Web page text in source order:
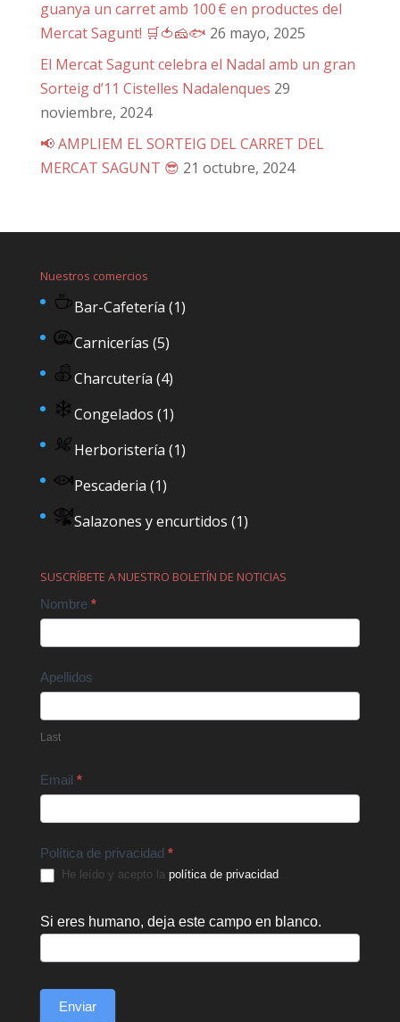
guanya un carret amb 100 € en productes del
Mercat Sagunt! 🛒🍅🧀🐟 26 mayo, 2025
El Mercat Sagunt celebra el Nadal amb un gran
Sorteig d’11 Cistelles Nadalenques 29
noviembre, 2024
📢 AMPLIEM EL SORTEIG DEL CARRET DEL
MERCAT SAGUNT 😎 21 octubre, 2024
Nuestros comercios
Bar-Cafetería (1)
Carnicerías (5)
Charcutería (4)
Congelados (1)
Herboristería (1)
Pescaderia (1)
Salazones y encurtidos (1)
SUSCRÍBETE A NUESTRO BOLETÍN DE NOTICIAS
Contact
Nombre *
Apellidos
Last
Email *
Política de privacidad *
He leído y acepto la política de privacidad.
Si eres humano, deja este campo en blanco.
Enviar